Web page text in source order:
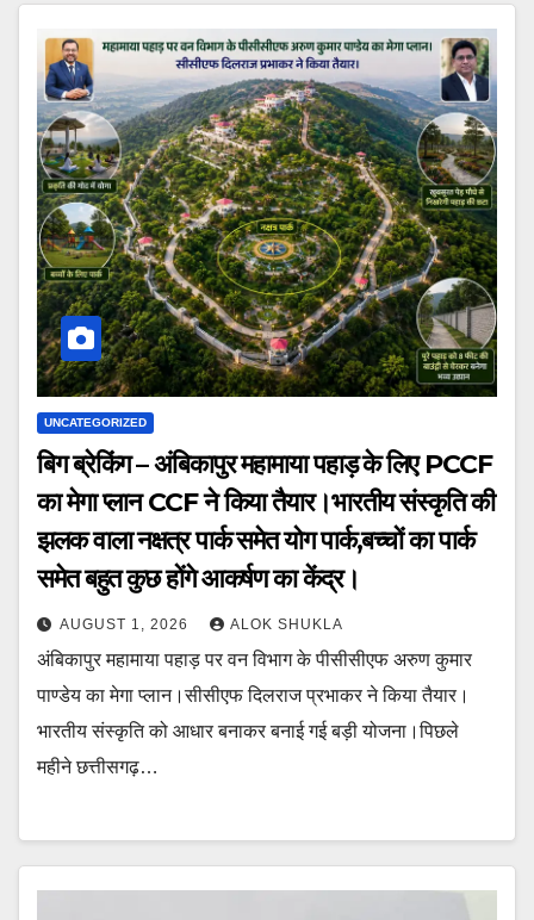
UNCATEGORIZED
बिग ब्रेकिंग – अंबिकापुर महामाया पहाड़ के लिए PCCF
का मेगा प्लान CCF ने किया तैयार।भारतीय संस्कृति की
झलक वाला नक्षत्र पार्क समेत योग पार्क,बच्चों का पार्क
समेत बहुत कुछ होंगे आकर्षण का केंद्र।
AUGUST 1, 2026 ALOK SHUKLA
अंबिकापुर महामाया पहाड़ पर वन विभाग के पीसीसीएफ अरुण कुमार
पाण्डेय का मेगा प्लान।सीसीएफ दिलराज प्रभाकर ने किया तैयार।
भारतीय संस्कृति को आधार बनाकर बनाई गई बड़ी योजना।पिछले
महीने छत्तीसगढ़…